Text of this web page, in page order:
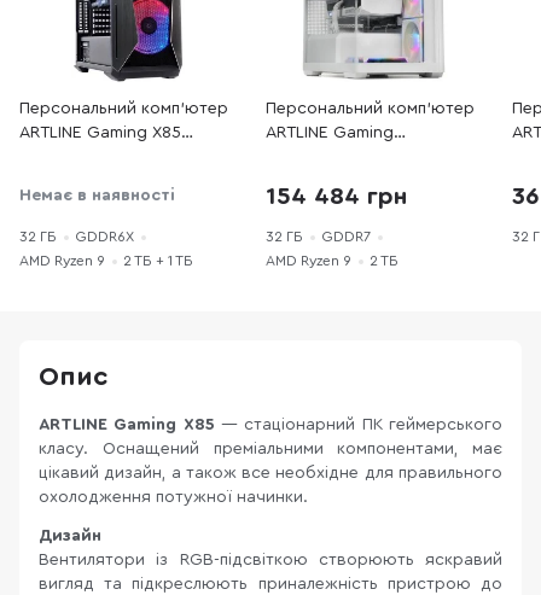
Персональний комп'ютер
ARTLINE Gaming X85
+ SSD 2 ТБ + 1 ТБ / Nvidia
/ GeForce RTX 4070, 12 ГБ
/ AMD B650 / 850 Вт
Немає в наявності
32 ГБ
GDDR6X
AMD Ryzen 9
2 ТБ + 1 ТБ
Персональний комп'ютер
ARTLINE Gaming
Ryzen 9 7900 / 32 ГБ DDR5
/ PCI-E SSD 2 ТБ / Nvidia /
GeForce RTX 5070 Ti, 16 ГБ
154 484 грн
32 ГБ
GDDR7
AMD Ryzen 9
2 ТБ
32
Опис
ARTLINE Gaming X85 — стаціонарний ПК геймерського
класу. Оснащений преміальними компонентами, має
цікавий дизайн, а також все необхідне для правильного
охолодження потужної начинки.
Дизайн
Вентилятори із RGB-підсвіткою створюють яскравий
вигляд та підкреслюють приналежність пристрою до